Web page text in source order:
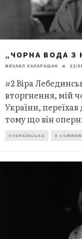
„ЧОРНА ВОДА З
МИХАИЛ КАЛАРАШАН 22/
#2 Віра
вторгнення, мій
України,
тому що він
#УКРАЇНСЬКА 0